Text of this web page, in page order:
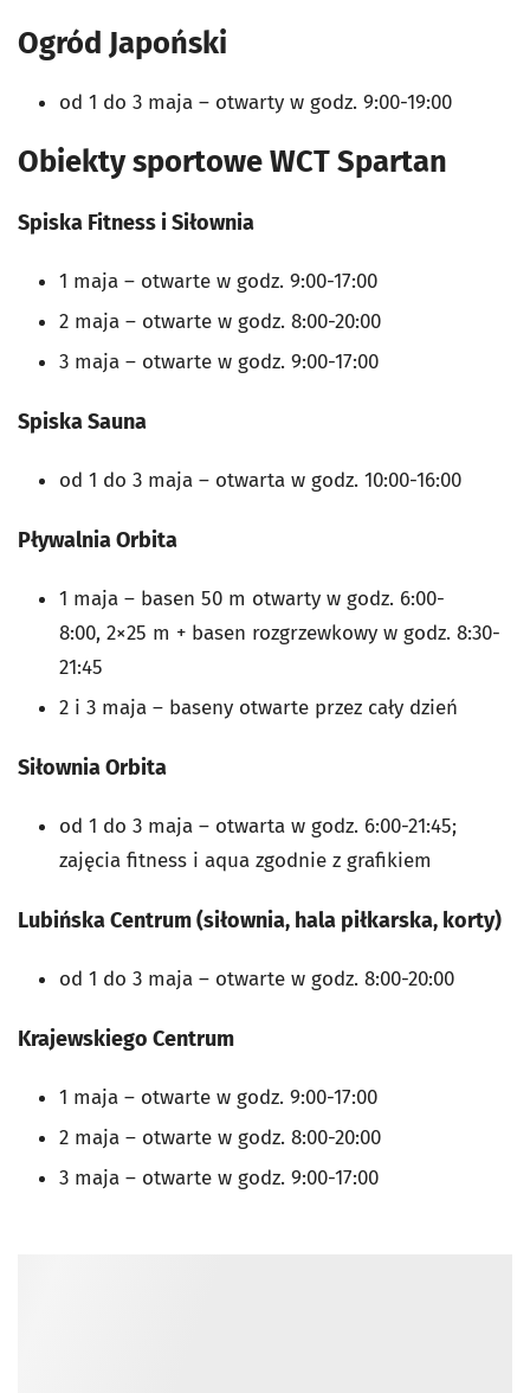
Ogród Japoński
od 1 do 3 maja – otwarty w godz. 9:00-19:00
Obiekty sportowe WCT Spartan
Spiska Fitness i Siłownia
1 maja – otwarte w godz. 9:00-17:00
2 maja – otwarte w godz. 8:00-20:00
3 maja – otwarte w godz. 9:00-17:00
Spiska Sauna
od 1 do 3 maja – otwarta w godz. 10:00-16:00
Pływalnia Orbita
1 maja – basen 50 m otwarty w godz. 6:00-
8:00, 2×25 m + basen rozgrzewkowy w godz. 8:30-
21:45
2 i 3 maja – baseny otwarte przez cały dzień
Siłownia Orbita
od 1 do 3 maja – otwarta w godz. 6:00-21:45;
zajęcia fitness i aqua zgodnie z grafikiem
Lubińska Centrum (siłownia, hala piłkarska, korty)
od 1 do 3 maja – otwarte w godz. 8:00-20:00
Krajewskiego Centrum
1 maja – otwarte w godz. 9:00-17:00
2 maja – otwarte w godz. 8:00-20:00
3 maja – otwarte w godz. 9:00-17:00